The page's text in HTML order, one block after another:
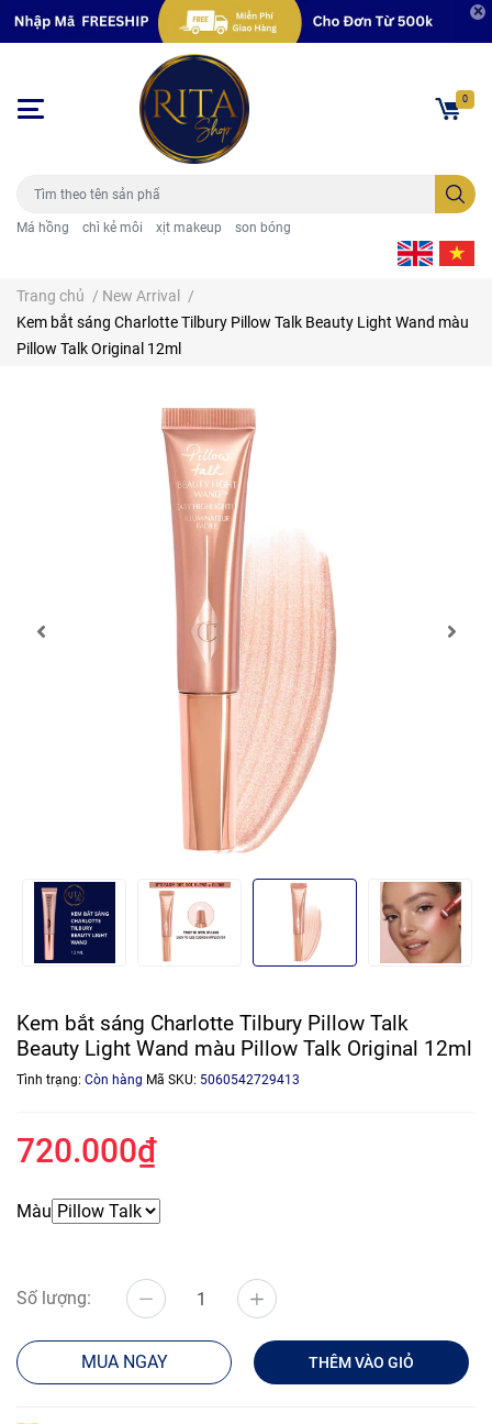
Má hồng chì kẻ môi xịt makeup son bóng
0
Trang chủ / New Arrival
/
Kem bắt sáng Charlotte Tilbury Pillow Talk Beauty Light Wand màu
Pillow Talk Original 12ml
Kem bắt sáng Charlotte Tilbury Pillow Talk
Beauty Light Wand màu Pillow Talk Original 12ml
Tình trạng: Còn hàng Mã SKU: 5060542729413
720.000₫
Màu
Số lượng:
MUA NGAY THÊM VÀO GIỎ